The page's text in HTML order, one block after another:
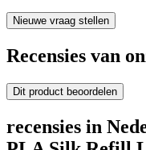
Nieuwe vraag stellen
Recensies van
Dit product beoordelen
recensies in